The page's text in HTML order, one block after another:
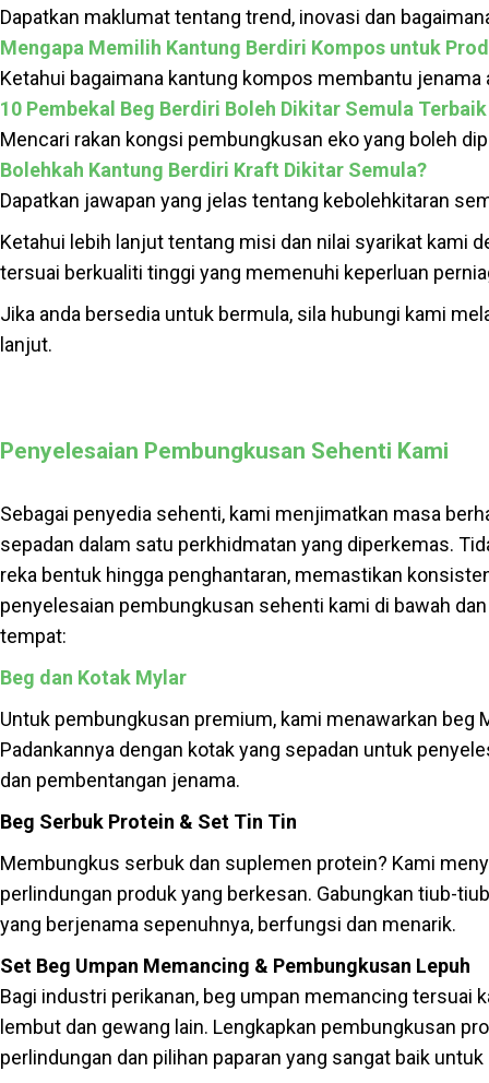
Dapatkan maklumat tentang trend, inovasi dan
Mengapa Memilih Kantung Berdiri Kompos untuk
Ketahui bagaimana kantung kompos membantu
10 Pembekal Beg Berdiri Boleh Dikitar Semula
Mencari rakan kongsi pembungkusan eko yang boleh
Bolehkah Kantung Berdiri Kraft Dikitar Semula?
Dapatkan jawapan yang jelas tentang kebolehkitaran
Ketahui lebih lanjut tentang misi dan nilai syarikat kami
tersuai berkualiti tinggi yang memenuhi keperluan
Jika anda bersedia untuk bermula, sila hubungi kami
lanjut.
Penyelesaian Pembungkusan Sehenti Kami
Sebagai penyedia sehenti, kami menjimatkan masa
sepadan dalam satu perkhidmatan yang diperkemas.
reka bentuk hingga penghantaran, memastikan
penyelesaian pembungkusan sehenti kami di bawah
tempat:
Beg dan Kotak Mylar
Untuk pembungkusan premium, kami menawarkan
Padankannya dengan kotak yang sepadan untuk
dan pembentangan jenama.
Beg Serbuk Protein & Set Tin Tin
Membungkus serbuk dan suplemen protein? Kami
perlindungan produk yang berkesan. Gabungkan tiub-
yang berjenama sepenuhnya, berfungsi dan menarik.
Set Beg Umpan Memancing & Pembungkusan Lepuh
Bagi industri perikanan, beg umpan memancing
lembut dan gewang lain. Lengkapkan pembungkusan
perlindungan dan pilihan paparan yang sangat baik